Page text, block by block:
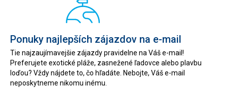
Ponuky najlepších zájazdov na e-mail
Tie najzaujímavejšie zájazdy pravidelne na Váš e-mail!
Preferujete exotické pláže, zasnežené ľadovce alebo plavbu
loďou? Vždy nájdete to, čo hľadáte. Nebojte, Váš e-mail
neposkytneme nikomu inému.